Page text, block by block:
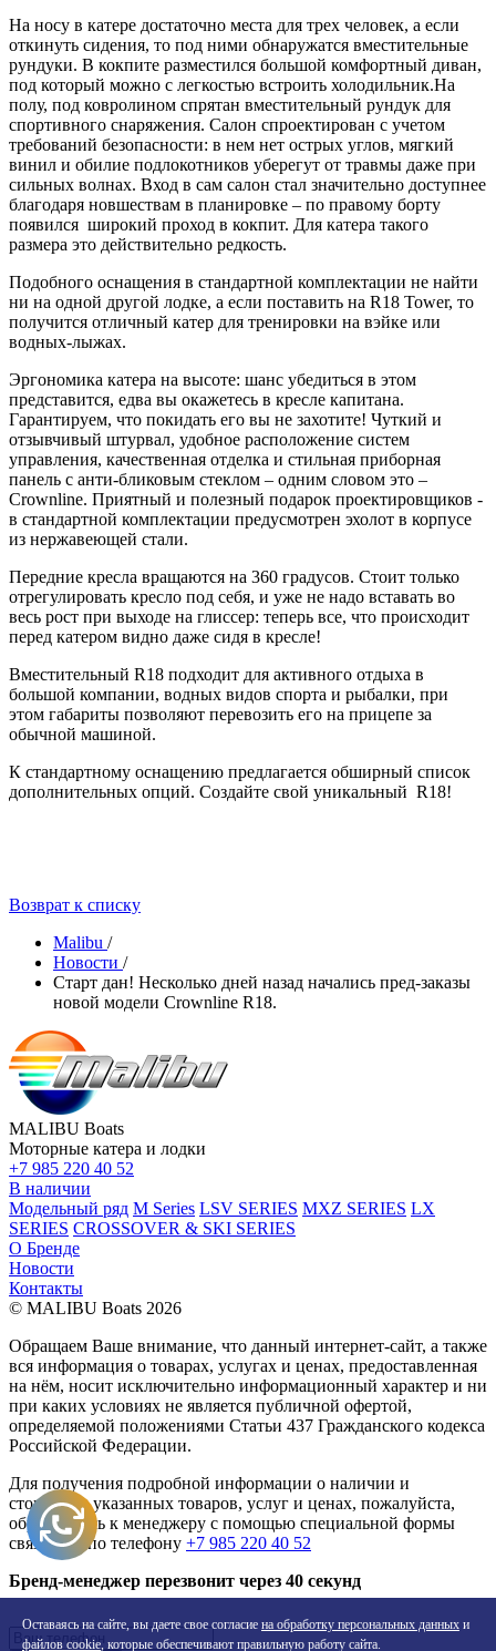
На носу в катере достаточно места для трех человек, а если
откинуть сидения, то под ними обнаружатся вместительные
рундуки. В кокпите разместился большой комфортный диван,
под который можно с легкостью встроить холодильник.На
полу, под ковролином спрятан вместительный рундук для
спортивного снаряжения. Салон спроектирован с учетом
требований безопасности: в нем нет острых углов, мягкий
винил и обилие подлокотников уберегут от травмы даже при
сильных волнах. Вход в сам салон стал значительно доступнее
благодаря новшествам в планировке – по правому борту
появился широкий проход в кокпит. Для катера такого
размера это действительно редкость.
Подобного оснащения в стандартной комплектации не найти
ни на одной другой лодке, а если поставить на R18 Tower, то
получится отличный катер для тренировки на вэйке или
водных-лыжах.
Эргономика катера на высоте: шанс убедиться в этом
представится, едва вы окажетесь в кресле капитана.
Гарантируем, что покидать его вы не захотите! Чуткий и
отзывчивый штурвал, удобное расположение систем
управления, качественная отделка и стильная приборная
панель с анти-бликовым стеклом – одним словом это –
Crownline. Приятный и полезный подарок проектировщиков -
в стандартной комплектации предусмотрен эхолот в корпусе
из нержавеющей стали.
Передние кресла вращаются на 360 градусов. Стоит только
отрегулировать кресло под себя, и уже не надо вставать во
весь рост при выходе на глиссер: теперь все, что происходит
перед катером видно даже сидя в кресле!
Вместительный R18 подходит для активного отдыха в
большой компании, водных видов спорта и рыбалки, при
этом габариты позволяют перевозить его на прицепе за
обычной машиной.
К стандартному оснащению предлагается обширный список
дополнительных опций. Создайте свой уникальный R18!
Возврат к списку
Malibu /
Новости /
Старт дан! Несколько дней назад начались пред-заказы
новой модели Crownline R18.
MALIBU Boats
Моторные катера и лодки
+7 985 220 40 52
В наличии
Модельный ряд M Series LSV SERIES MXZ SERIES LX
SERIES CROSSOVER & SKI SERIES
О Бренде
Новости
Контакты
© MALIBU Boats 2026
Обращаем Ваше внимание, что данный интернет-сайт, а также
вся информация о товарах, услугах и ценах, предоставленная
на нём, носит исключительно информационный характер и ни
при каких условиях не является публичной офертой,
определяемой положениями Статьи 437 Гражданского кодекса
Российской Федерации.
Для получения подробной информации о наличии и
стоимости указанных товаров, услуг и ценах, пожалуйста,
обращайтесь к менеджеру с помощью специальной формы
связи или по телефону +7 985 220 40 52
Бренд-менеджер перезвонит через 40 секунд
Оставаясь на сайте, вы даете свое согласие на обработку персональных данных и
файлов cookie, которые обеспечивают правильную работу сайта.